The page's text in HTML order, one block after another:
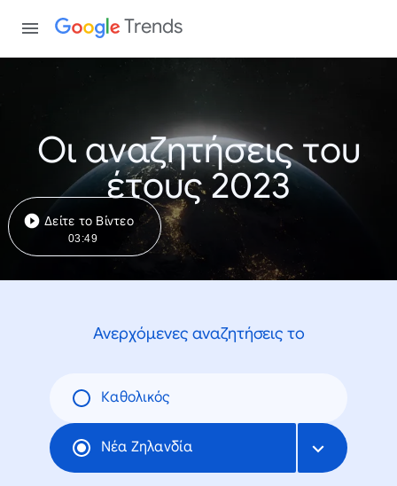
Trends
Οι αναζητήσεις του
έτους 2023
Δείτε το Βίντεο
03:49
Ανερχόμενες αναζητήσεις το
Καθολικός
Νέα Ζηλανδία